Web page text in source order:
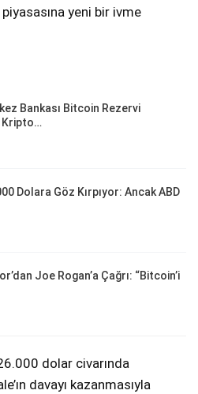
yeni bir ivme
Bankası Bitcoin Rezervi
Kripto…
Dolara Göz Kırpıyor: Ancak ABD
Joe Rogan’a Çağrı: “Bitcoin’i
dolar civarında
davayı kazanmasıyla